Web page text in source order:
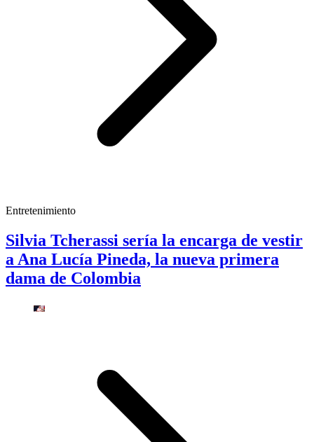
Entretenimiento
Silvia Tcherassi sería la encarga de vestir
a Ana Lucía Pineda, la nueva primera
dama de Colombia